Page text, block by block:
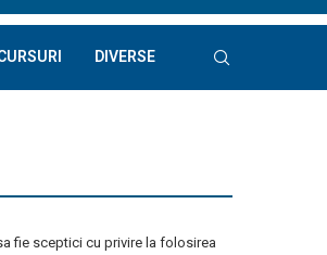
DIVERSE
fie sceptici cu privire la folosirea